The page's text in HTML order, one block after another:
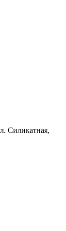
Силикатная,